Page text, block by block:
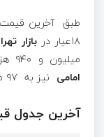
طبق آخرین قیمت
۱۸عیار در
بازار
میلیون و ۹۴۰ هزار تومان به فروش رفت. هر قطعه
امامی نیز به ۹۷ میلیون و ۵۱۰ هزار تومان رسیده است.
آخرین جدول